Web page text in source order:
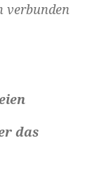
verbunden
das